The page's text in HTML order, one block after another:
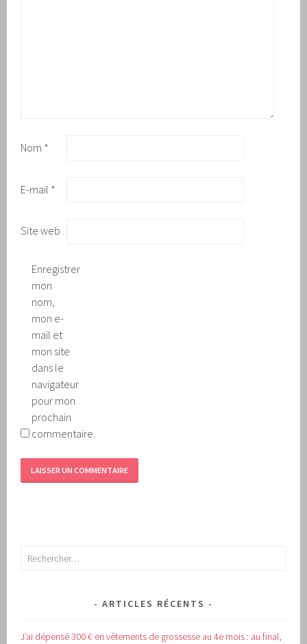
Nom *
E-mail *
Site web
Enregistrer
mon
nom,
mon e-
mail et
mon site
dans le
navigateur
pour mon
prochain
commentaire.
Rechercher :
ARTICLES RÉCENTS
J’ai dépensé 300 € en vêtements de grossesse au 4e mois : au final,